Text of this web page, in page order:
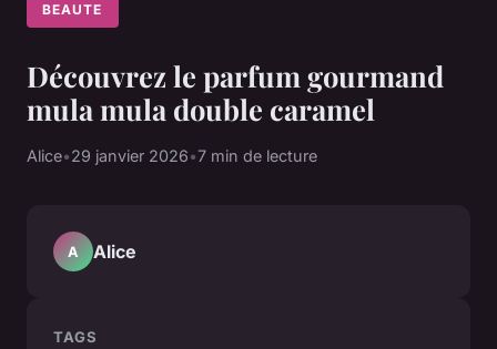
BEAUTE
Découvrez le parfum gourmand
mula mula double caramel
Alice•29 janvier 2026•7 min de lecture
A Alice
TAGS